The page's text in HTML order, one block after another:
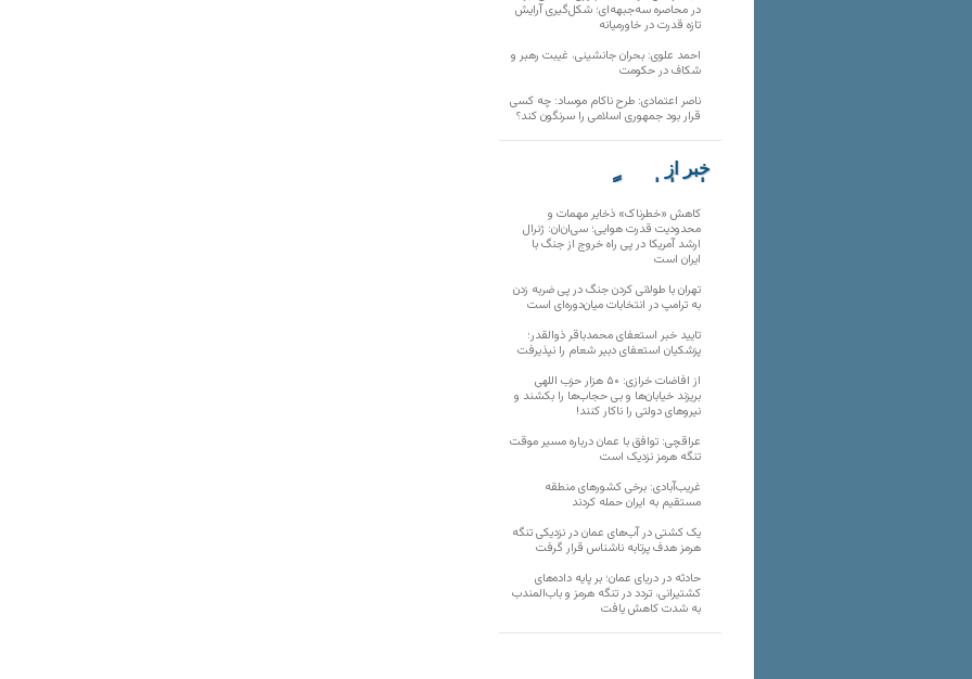
در محاصره سه‌جبهه‌ای؛ شکل‌گیری آرایش
تازه قدرت در خاورمیانه
احمد علوی: بحران جانشینی، غیبت رهبر و
شکاف در حکومت
ناصر اعتمادی: طرح ناکام موساد: چه کسی
قرار بود جمهوری اسلامی را سرنگون کند؟
خبر از
تارنماهای دیگر
کاهش «خطرناک» ذخایر مهمات و
محدودیت قدرت هوایی؛ سی‌ان‌ان: ژنرال
ارشد آمریکا در پی راه خروج از جنگ با
ایران است
تهران با طولانی کردن جنگ در پی ضربه زدن
به ترامپ در انتخابات میان‌دوره‌ای است
تایید خبر استعفای محمدباقر ذوالقدر؛
پزشکیان استعفای دبیر شعام را نپذیرفت
از افاضات خرازی: ۵۰ هزار حزب اللهی
بریزند خیابان‌ها و بی حجاب‌ها را بکشند و
نیرو‌های دولتی را ناکار کنند!
عراقچی: توافق با عمان درباره مسیر موقت
تنگه هرمز نزدیک است
غریب‌آبادی: برخی کشورهای منطقه
مستقیم به ایران حمله کردند
یک کشتی در آب‌های عمان در نزدیکی تنگه
هرمز هدف پرتابه ناشناس قرار گرفت
حادثه در دریای عمان؛ بر پایه داده‌های
کشتیرانی، تردد در تنگه هرمز و باب‌المندب
به شدت کاهش یافت